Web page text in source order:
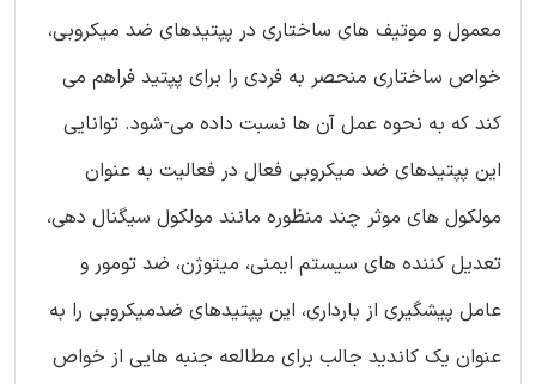
معمول و موتیف های ساختاری در پپتیدهای ضد میکروبی،
خواص ساختاری منحصر به فردی را برای پپتید فراهم می
کند که به نحوه عمل آن ها نسبت داده می-شود. توانایی
این پپتیدهای ضد میکروبی فعال در فعالیت به عنوان
مولکول های موثر چند منظوره مانند مولکول سیگنال دهی،
تعدیل کننده های سیستم ایمنی، میتوژن، ضد تومور و
عامل پیشگیری از بارداری، این پپتیدهای ضدمیکروبی را به
عنوان یک کاندید جالب برای مطالعه جنبه هایی از خواص